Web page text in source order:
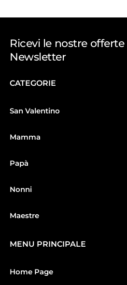
Ricevi le nostre
Newsletter
CATEGORIE
San Valentino
Mamma
Papà
Nonni
Maestre
MENU PRINCIPALE
Home Page